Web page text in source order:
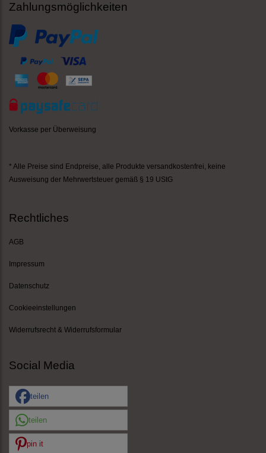
Zahlungsmöglichkeiten
Vorkasse per Überweisung
* Alle Preise sind Endpreise, alle Produkte versandkostenfrei , keine
Ausweisung der Mehrwertsteuer gemäß § 19 UStG
Rechtliches
AGB
Impressum
Datenschutz
Cookieeinstellungen
Widerrufsrecht & Widerrufsformular
Social Media
teilen
teilen
pin it